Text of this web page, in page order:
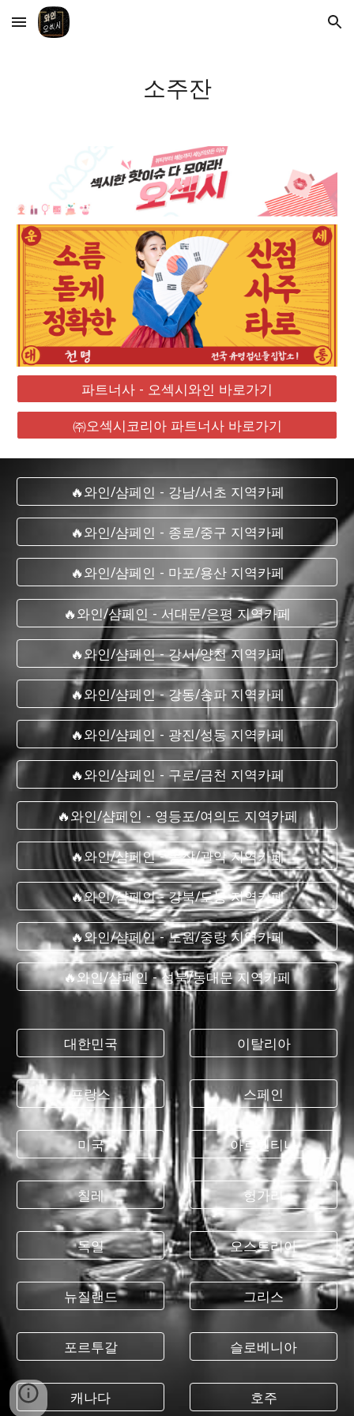
Skip to main content Skip to navigation
소주잔
파트너사 - 오섹시와인 바로가기
㈜오섹시코리아 파트너사 바로가기
🔥와인/샴페인 - 강남/서초 지역카페
🔥와인/샴페인 - 종로/중구 지역카페
🔥와인/샴페인 - 마포/용산 지역카페
🔥와인/샴페인 - 서대문/은평 지역카페
🔥와인/샴페인 - 강서/양천 지역카페
🔥와인/샴페인 - 강동/송파 지역카페
🔥와인/샴페인 - 광진/성동 지역카페
🔥와인/샴페인 - 구로/금천 지역카페
🔥와인/샴페인 - 영등포/여의도 지역카페
🔥와인/샴페인 - 동작/관악 지역카페
🔥와인/샴페인 - 강북/도봉 지역카페
🔥와인/샴페인 - 노원/중랑 지역카페
🔥와인/샴페인 - 성북/동대문 지역카페
대한민국
프랑스
미국
칠레
독일
뉴질랜드
포르투갈
캐나다
이탈리아
스페인
아르헨티나
헝가리
오스트리아
그리스
슬로베니아
호주